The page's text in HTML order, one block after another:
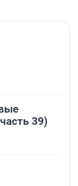
39)